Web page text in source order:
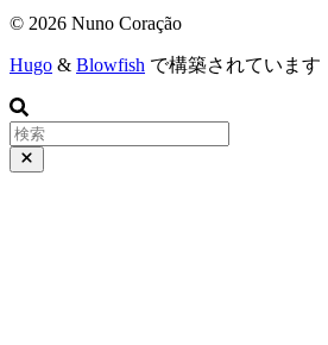
© 2026 Nuno Coração
Hugo & Blowfish で構築されています